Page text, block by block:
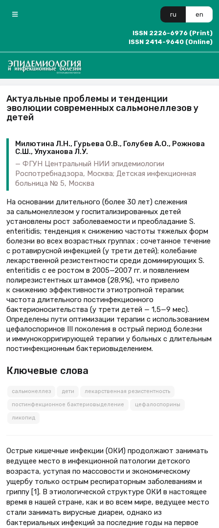
ru en
ISSN 2226-6976 (Print)
ISSN 2414-9640 (Online)
Актуальные проблемы и тенденции
эволюции современных сальмонеллезов у
детей
Милютина Л.Н., Гурьева О.В., Голубев А.О., Рожнова
С.Ш., Улуханова Л.У.
ФГУН Центральный НИИ эпидемиологии
Роспотребнадзора, Москва; Детская инфекционная
больница № 5, Москва
На основании длительного (более 30 лет) слежения
за сальмонеллезом у госпитализированных детей
установлены рост заболеваемости и преобладание S.
enteritidis; тенденция к снижению частоты тяжелых форм
болезни во всех возрастных группах ; сочетанное течение
с ротавирусной инфекцией (у трети детей); колебание
лекарственной резистентности среди доминирующих S.
еnteritidis с ее ростом в 2005—2007 гг. и появлением
полирезистентных штаммов (28,9%), что привело
к снижению эффективности этиотропной терапии;
частота длительного постинфекционного
бактерионосительства (у трети детей — 1,5—9 мес).
Определены пути оптимизации терапии с использованием
цефалоспоринов III поколения в острый период болезни
и иммунокорригирующей терапии у больных с длительным
постинфекционным бактериовыделением.
Ключевые слова
сальмонеллез дети лекарственная резистентность
постинфекционное бактериовыделение цефалоспорины
ликопид
Острые кишечные инфекции (ОКИ) продолжают занимать
ведущее место в инфекционной патологии детского
возраста, уступая по массовости и экономическому
ущербу только острым респираторным заболеваниям и
гриппу [1]. В этиологической структуре ОКИ в настоящее
время в нашей стране, как и во всем мире, ведущее место
стали занимать вирусные диареи, однако из
бактериальных инфекций за последние годы на первое